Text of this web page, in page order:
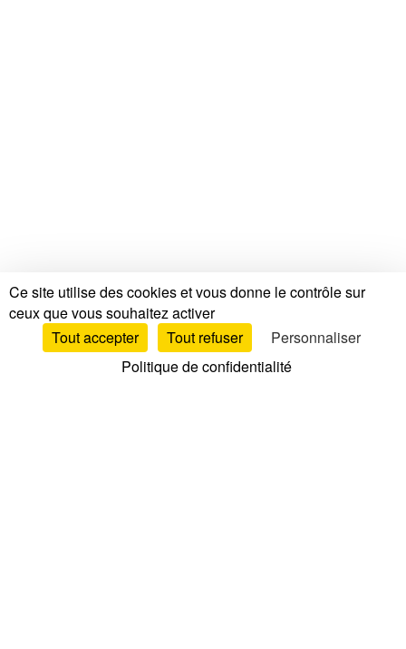
Ce site utilise des cookies et vous donne le contrôle sur
ceux que vous souhaitez activer
Tout accepter
Tout refuser
Personnaliser
Politique de confidentialité